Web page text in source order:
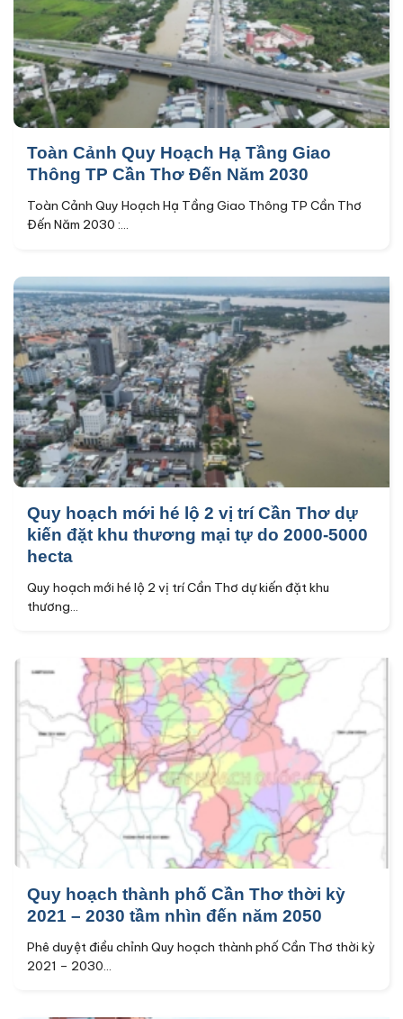
Toàn Cảnh Quy Hoạch Hạ Tầng Giao
Thông TP Cần Thơ Đến Năm 2030
Toàn Cảnh Quy Hoạch Hạ Tầng Giao Thông TP Cần Thơ
Đến Năm 2030 :...
Quy hoạch mới hé lộ 2 vị trí Cần Thơ dự
kiến đặt khu thương mại tự do 2000-5000
hecta
Quy hoạch mới hé lộ 2 vị trí Cần Thơ dự kiến đặt khu
thương...
Quy hoạch thành phố Cần Thơ thời kỳ
2021 – 2030 tầm nhìn đến năm 2050
Phê duyệt điều chỉnh Quy hoạch thành phố Cần Thơ thời kỳ
2021 – 2030...